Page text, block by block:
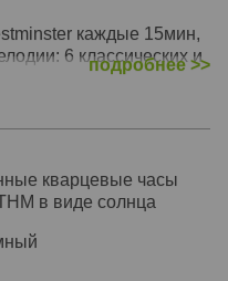
каждые 15мин,
6 классических и
подробнее >>
кварцевые часы
в виде солнца